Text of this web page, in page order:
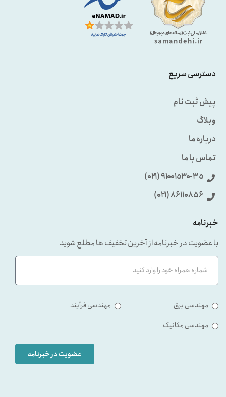
دسترسی سریع
پیش ثبت نام
وبلاگ
درباره ما
تماس با ما
٩۱۰۰۱٥۳۰-۳٥ (۰۲۱)
86110856 (۰۲۱)
خبرنامه
با عضویت در خبرنامه از آخرین تخفیف ها مطلع شوید
مهندسی برق
مهندسی فرآیند
مهندسی مکانیک
عضویت در خبرنامه